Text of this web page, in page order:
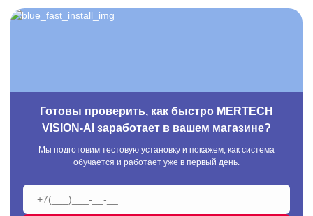
Готовы проверить, как быстро MERTECH
VISION-AI заработает в вашем магазине?
Мы подготовим тестовую установку и покажем, как система
обучается и работает уже в первый день.